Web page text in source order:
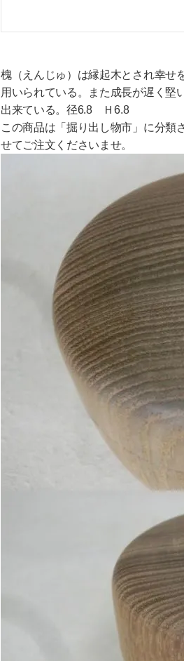
槐（えんじゅ）は縁起木とされ幸せ
用いられている。また成長が遅く堅
出来ている。径6.8 Ｈ6.8
この商品は「掘り出し物市」に分類
せてご注文くださいませ。